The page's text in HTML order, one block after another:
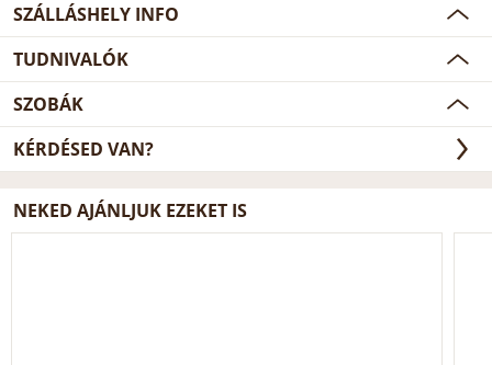
SZÁLLÁSHELY INFO
TUDNIVALÓK
SZOBÁK
KÉRDÉSED VAN?
NEKED AJÁNLJUK EZEKET IS